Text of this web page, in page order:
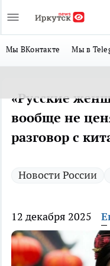
Мы ВКонтакте Мы в
«Русские
вообще не
разговор с
Новости России
12 декабря 2025